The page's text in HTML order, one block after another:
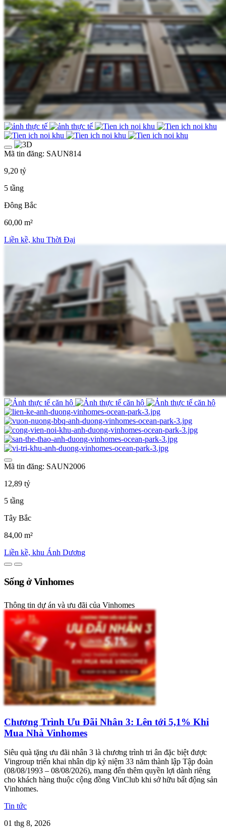
Mã tin đăng: SAUN814
9,20 tỷ
5 tầng
Đông Bắc
60,00 m²
Liền kề, khu Thời Đại
Mã tin đăng: SAUN2006
12,89 tỷ
5 tầng
Tây Bắc
84,00 m²
Liền kề, khu Ánh Dương
Sống ở Vinhomes
Thông tin dự án và ưu đãi của Vinhomes
Chương Trình Ưu Đãi Nhân 3: Lên tới 5,1% Khi
Mua Nhà Vinhomes
Siêu quà tặng ưu đãi nhân 3 là chương trình tri ân đặc biệt được
Vingroup triển khai nhân dịp kỷ niệm 33 năm thành lập Tập đoàn
(08/08/1993 – 08/08/2026), mang đến thêm quyền lợi dành riêng
cho khách hàng thuộc cộng đồng VinClub khi sở hữu bất động sản
Vinhomes.
Tin tức
01 thg 8, 2026